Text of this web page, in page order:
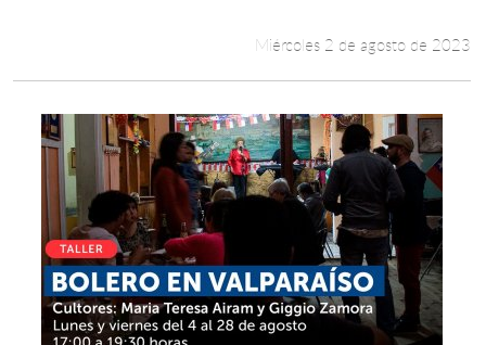
Miércoles 2 de agosto de 2023